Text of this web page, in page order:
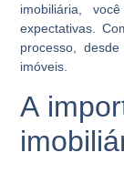
imobiliária,
expectativas.
processo,
imóveis.
A